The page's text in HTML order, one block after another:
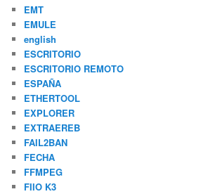
EMT
EMULE
english
ESCRITORIO
ESCRITORIO REMOTO
ESPAÑA
ETHERTOOL
EXPLORER
EXTRAEREB
FAIL2BAN
FECHA
FFMPEG
FIIO K3